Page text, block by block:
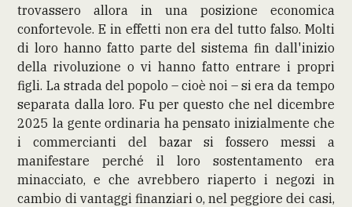
trovassero allora in una posizione economica
confortevole. E in effetti non era del tutto falso. Molti
di loro hanno fatto parte del sistema fin dall'inizio
della rivoluzione o vi hanno fatto entrare i propri
figli. La strada del popolo – cioè noi – si era da tempo
separata dalla loro. Fu per questo che nel dicembre
2025 la gente ordinaria ha pensato inizialmente che
i commercianti del bazar si fossero messi a
manifestare perché il loro sostentamento era
minacciato, e che avrebbero riaperto i negozi in
cambio di vantaggi finanziari o, nel peggiore dei casi,